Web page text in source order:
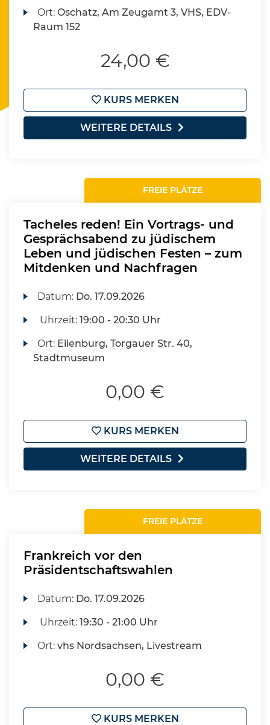
Ort:Oschatz, Am Zeugamt 3, VHS, EDV-
Raum 152
24,00 €
KURS MERKEN
WEITERE DETAILS
FREIE PLÄTZE
Tacheles reden! Ein Vortrags- und
Gesprächsabend zu jüdischem
Leben und jüdischen Festen – zum
Mitdenken und Nachfragen
Datum: Do. 17.09.2026
Uhrzeit:19:00 - 20:30 Uhr
Ort: Eilenburg, Torgauer Str. 40,
Stadtmuseum
0,00 €
KURS MERKEN
WEITERE DETAILS
FREIE PLÄTZE
Frankreich vor den
Präsidentschaftswahlen
Datum: Do. 17.09.2026
Uhrzeit:19:30 - 21:00 Uhr
Ort:vhs Nordsachsen, Livestream
0,00 €
KURS MERKEN